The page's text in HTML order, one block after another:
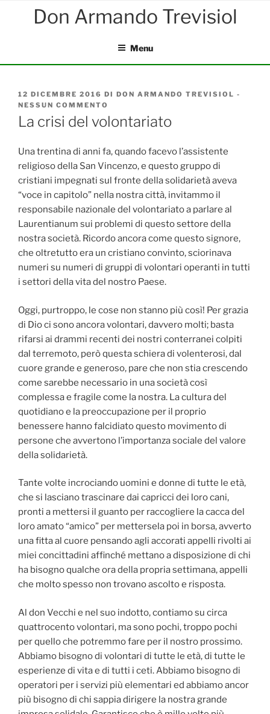
Menu
PUBBLICATO
IL
12 DICEMBRE 2016 DI DON ARMANDO TREVISIOL -
NESSUN COMMENTO
LA
CRISI
VOLONTARIATO
La crisi del volontariato
Una trentina di anni fa, quando facevo l’assistente
religioso della San Vincenzo, e questo gruppo di
cristiani impegnati sul fronte della solidarietà aveva
“voce in capitolo” nella nostra città, invitammo il
responsabile nazionale del volontariato a parlare al
Laurentianum sui problemi di questo settore della
nostra società. Ricordo ancora come questo signore,
che oltretutto era un cristiano convinto, sciorinava
numeri su numeri di gruppi di volontari operanti in tutti
i settori della vita del nostro Paese.
Oggi, purtroppo, le cose non stanno più così! Per grazia
di Dio ci sono ancora volontari, davvero molti; basta
rifarsi ai drammi recenti dei nostri conterranei colpiti
dal terremoto, però questa schiera di volenterosi, dal
cuore grande e generoso, pare che non stia crescendo
come sarebbe necessario in una società così
complessa e fragile come la nostra. La cultura del
quotidiano e la preoccupazione per il proprio
benessere hanno falcidiato questo movimento di
persone che avvertono l’importanza sociale del valore
della solidarietà.
Tante volte incrociando uomini e donne di tutte le età,
che si lasciano trascinare dai capricci dei loro cani,
pronti a mettersi il guanto per raccogliere la cacca del
loro amato “amico” per mettersela poi in borsa, avverto
una fitta al cuore pensando agli accorati appelli rivolti ai
miei concittadini affinché mettano a disposizione di chi
ha bisogno qualche ora della propria settimana, appelli
che molto spesso non trovano ascolto e risposta.
Al don Vecchi e nel suo indotto, contiamo su circa
quattrocento volontari, ma sono pochi, troppo pochi
per quello che potremmo fare per il nostro prossimo.
Abbiamo bisogno di volontari di tutte le età, di tutte le
esperienze di vita e di tutti i ceti. Abbiamo bisogno di
operatori per i servizi più elementari ed abbiamo ancor
più bisogno di chi sappia dirigere la nostra grande